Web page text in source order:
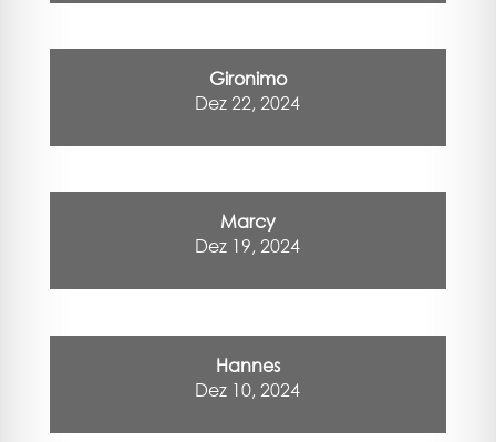
Gironimo
Dez 22, 2024
Marcy
Dez 19, 2024
Hannes
Dez 10, 2024